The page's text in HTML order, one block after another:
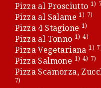
Pizza al Prosciutto 1)
Pizza al Salame 1) 7)
Pizza 4 Stagione 1)
Pizza al Tonno 1) 4)
Pizza Vegetariana 1)
Pizza Salmone 1) 4) 7)
Pizza Scamorza,
7)